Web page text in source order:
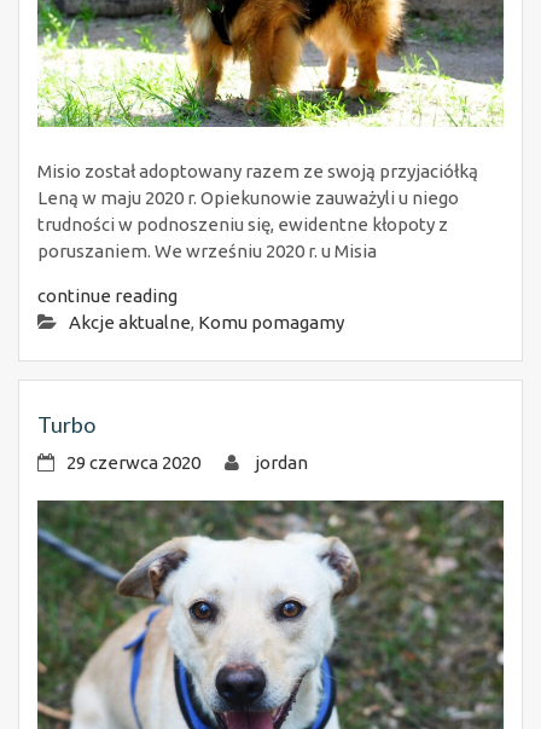
Misio został adoptowany razem ze swoją przyjaciółką
Leną w maju 2020 r. Opiekunowie zauważyli u niego
trudności w podnoszeniu się, ewidentne kłopoty z
poruszaniem. We wrześniu 2020 r. u Misia
continue reading
Akcje aktualne, Komu pomagamy
Turbo
29 czerwca 2020 jordan